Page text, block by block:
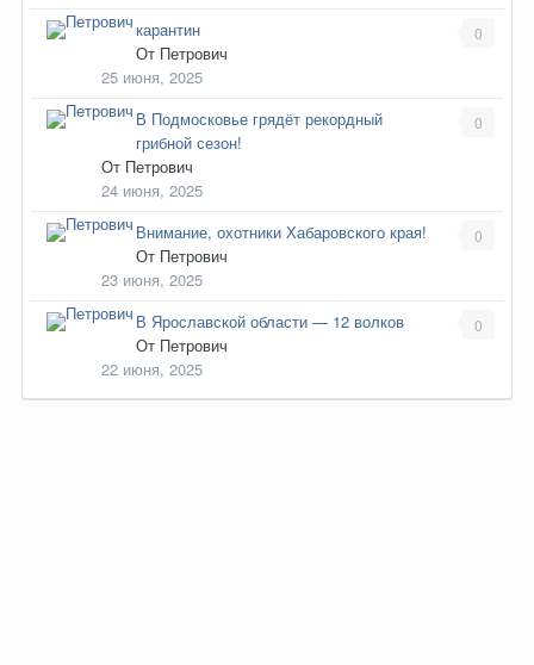
0
карантин
От Петрович
25 июня, 2025
0
В Подмосковье грядёт рекордный
грибной сезон!
От Петрович
24 июня, 2025
0
Внимание, охотники Хабаровского края!
От Петрович
23 июня, 2025
0
В Ярославской области — 12 волков
От Петрович
22 июня, 2025